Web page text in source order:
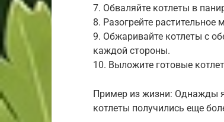
7. Обваляйте котлеты в
8. Разогрейте растительное
9. Обжаривайте котлеты с
каждой стороны.
10. Выложите готовые
Пример из жизни: Однажды
котлеты получились еще